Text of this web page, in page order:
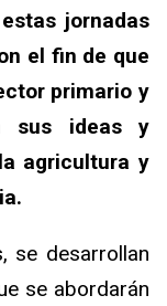
jornadas
el fin de que
primario y
sus ideas y
agricultura y
se desarrollan
se abordarán